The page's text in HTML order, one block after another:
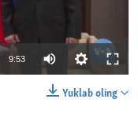
9:53
Yuklab oling